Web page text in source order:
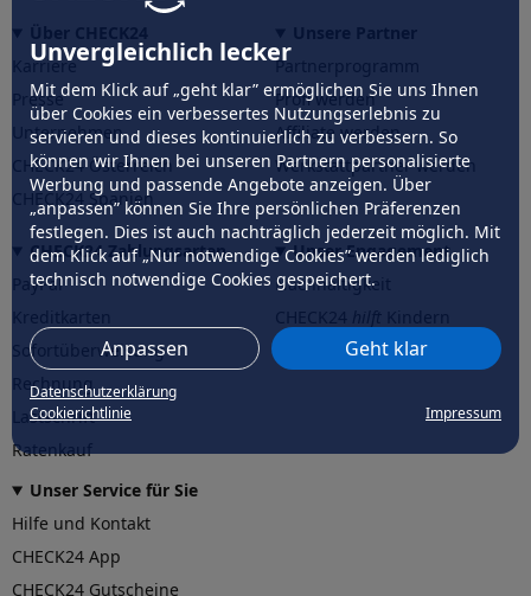
Unvergleichlich lecker
Mit dem Klick auf „geht klar” ermöglichen Sie uns Ihnen
über Cookies ein verbessertes Nutzungserlebnis zu
servieren und dieses kontinuierlich zu verbessern. So
können wir Ihnen bei unseren Partnern personalisierte
Werbung und passende Angebote anzeigen. Über
„anpassen” können Sie Ihre persönlichen Präferenzen
festlegen. Dies ist auch nachträglich jederzeit möglich. Mit
dem Klick auf „Nur notwendige Cookies” werden lediglich
technisch notwendige Cookies gespeichert.
Anpassen Geht klar
Datenschutzerklärung
Cookierichtlinie
Impressum
Karriere
Presse
Unternehmen
CHECK24 Österreich
CHECK24 Spanien
Partnerprogramm
Profi werden
Affiliate werden
Werkstattpartner werden
CHECK24 Zahlungsarten
PayPal
Sofortüberweisung
Rechnung
Lastschrift
Ratenkauf
Unser Engagement
Nachhaltigkeit
CHECK24hilftder Natur
Unser Service für Sie
Hilfe und Kontakt
CHECK24 App
CHECK24 Gutscheine